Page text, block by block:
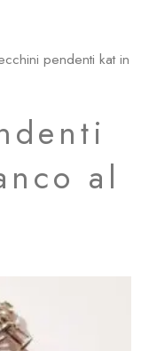
pendenti kat in
al